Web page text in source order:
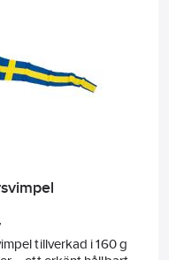
tillverkad i 160 g